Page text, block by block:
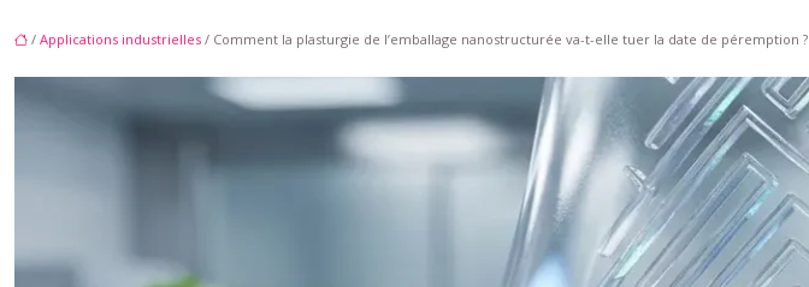
/ Applications industrielles / Comment la plasturgie de l’emballage nanostructurée va-t-elle tuer la date de péremption ?